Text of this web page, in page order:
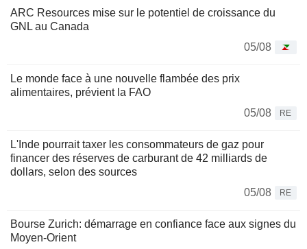
ARC Resources mise sur le potentiel de croissance du
GNL au Canada
05/08
Le monde face à une nouvelle flambée des prix
alimentaires, prévient la FAO
05/08
RE
L'Inde pourrait taxer les consommateurs de gaz pour
financer des réserves de carburant de 42 milliards de
dollars, selon des sources
05/08
RE
Bourse Zurich: démarrage en confiance face aux signes du
Moyen-Orient